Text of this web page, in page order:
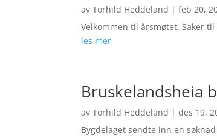
avTorhild Heddeland |feb 20,
Velkommen til årsmøtet. Saker
les mer
Bruskelandsheia
avTorhild Heddeland |des 19,
Bygdelaget sendte inn en